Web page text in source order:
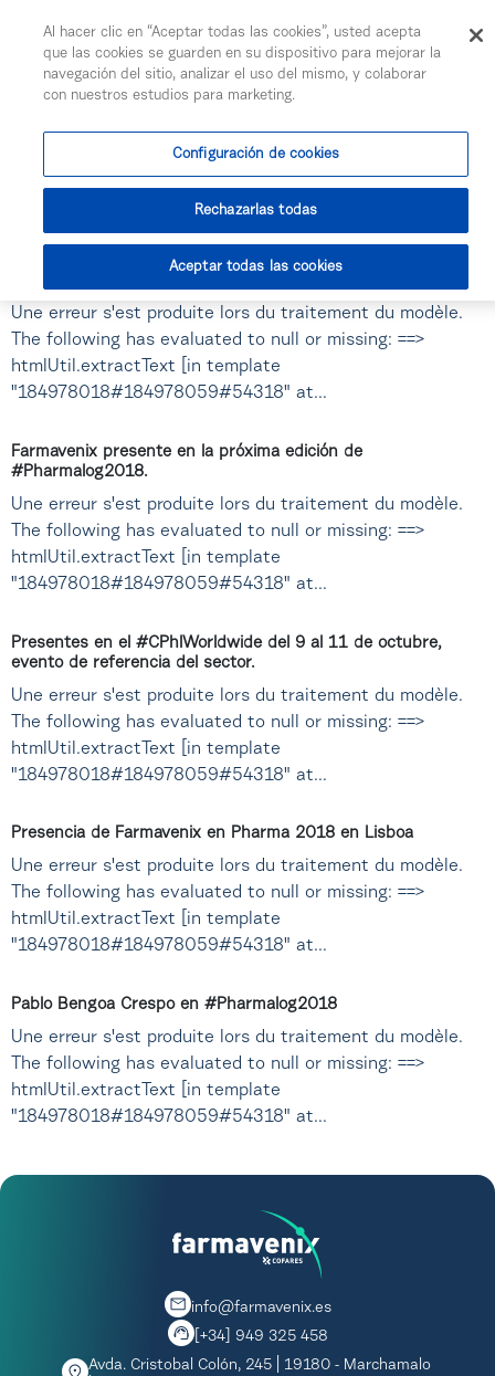
Saut au contenu principal
Truxima es el tercer bio de @KernPharma , también
gestionado desde Farmavenix.
The following has evaluated to null or missing: ==>
htmlUtil.extractText [in template
"184978018#184978059#54318" at...
El equipo de Farmavenix actualizado al 100%. Magnífica
Une erreur s'est produite lors du traitement du modèle.
The following has evaluated to null or missing: ==>
htmlUtil.extractText [in template
"184978018#184978059#54318" at...
Farmavenix presente en la próxima edición de
#Pharmalog2018.
Une erreur s'est produite lors du traitement du modèle.
The following has evaluated to null or missing: ==>
htmlUtil.extractText [in template
"184978018#184978059#54318" at...
Presentes en el #CPhIWorldwide del 9 al 11 de octubre,
evento de referencia del sector.
Une erreur s'est produite lors du traitement du modèle.
The following has evaluated to null or missing: ==>
htmlUtil.extractText [in template
"184978018#184978059#54318" at...
Presencia de Farmavenix en Pharma 2018 en Lisboa
Une erreur s'est produite lors du traitement du modèle.
The following has evaluated to null or missing: ==>
htmlUtil.extractText [in template
"184978018#184978059#54318" at...
Pablo Bengoa Crespo en #Pharmalog2018
Une erreur s'est produite lors du traitement du modèle.
The following has evaluated to null or missing: ==>
htmlUtil.extractText [in template
"184978018#184978059#54318" at...
info@farmavenix.es
[+34] 949 325 458
Avda. Cristobal Colón, 245 | 19180 - Marchamalo
Al hacer clic en “Aceptar todas las cookies”, usted acepta
que las cookies se guarden en su dispositivo para mejorar la
navegación del sitio, analizar el uso del mismo, y colaborar
con nuestros estudios para marketing.
Configuración de cookies
Rechazarlas todas
Aceptar todas las cookies